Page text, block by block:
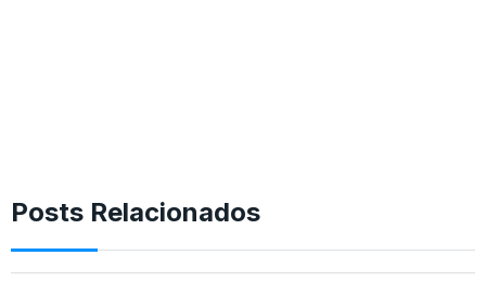
Posts Relacionados